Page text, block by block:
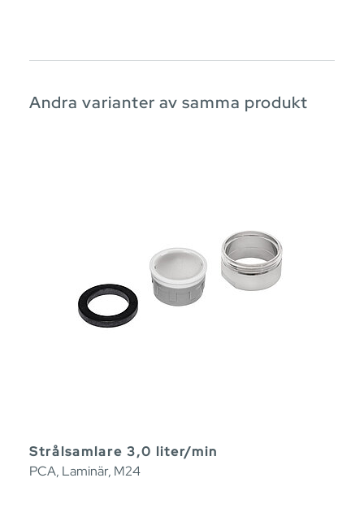
Andra varianter av samma produkt
Strålsamlare 3,0 liter/min
PCA, Laminär, M24